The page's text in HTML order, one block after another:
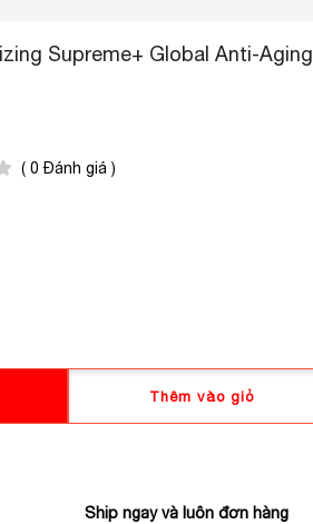
Supreme+ Global Anti-Aging
( 0 Đánh giá )
Thêm vào giỏ
Ship ngay và luôn đơn hàng